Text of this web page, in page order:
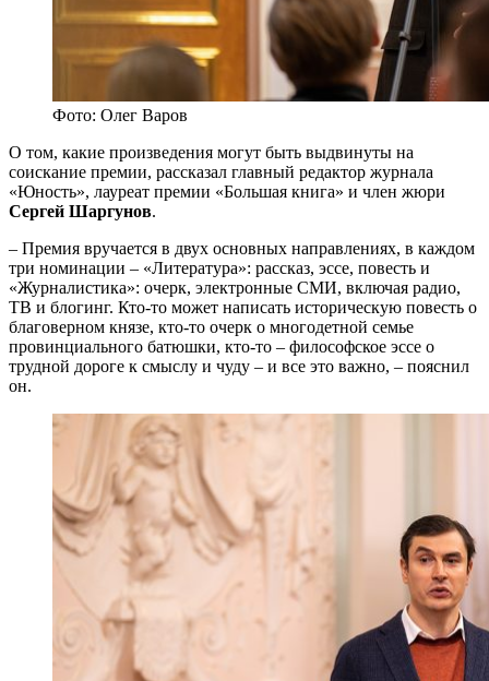
Фото: Олег Варов
О том, какие произведения могут быть выдвинуты на
соискание премии, рассказал главный редактор журнала
«Юность», лауреат премии «Большая книга» и член жюри
Сергей Шаргунов.
– Премия вручается в двух основных направлениях, в каждом
три номинации – «Литература»: рассказ, эссе, повесть и
«Журналистика»: очерк, электронные СМИ, включая радио,
ТВ и блогинг. Кто-то может написать историческую повесть о
благоверном князе, кто-то очерк о многодетной семье
провинциального батюшки, кто-то – философское эссе о
трудной дороге к смыслу и чуду – и все это важно, – пояснил
он.